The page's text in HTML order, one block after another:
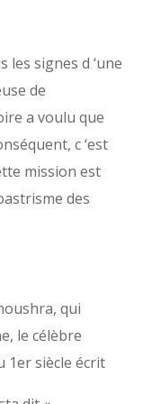
les signes d ‘une
de
a voulu que
c ‘est
mission est
des
qui
le célèbre
1er siècle écrit